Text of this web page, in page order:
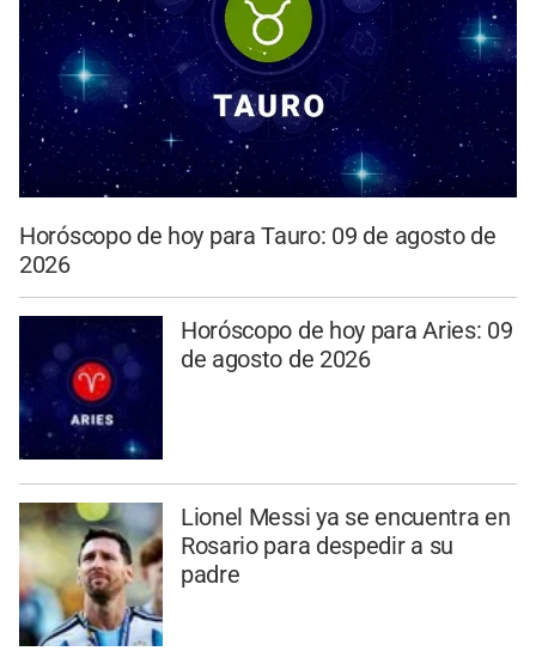
Horóscopo de hoy para Tauro: 09 de agosto de
2026
Horóscopo de hoy para Aries: 09
de agosto de 2026
Lionel Messi ya se encuentra en
Rosario para despedir a su
padre